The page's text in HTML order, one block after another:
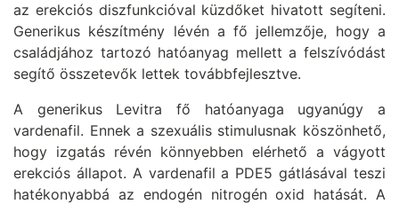
az erekciós diszfunkcióval küzdőket hivatott segíteni.
Generikus készítmény lévén a fő jellemzője, hogy a
családjához tartozó hatóanyag mellett a felszívódást
segítő összetevők lettek továbbfejlesztve.
A generikus Levitra fő hatóanyaga ugyanúgy a
vardenafil. Ennek a szexuális stimulusnak köszönhető,
hogy izgatás révén könnyebben elérhető a vágyott
erekciós állapot. A vardenafil a PDE5 gátlásával teszi
hatékonyabbá az endogén nitrogén oxid hatását. A